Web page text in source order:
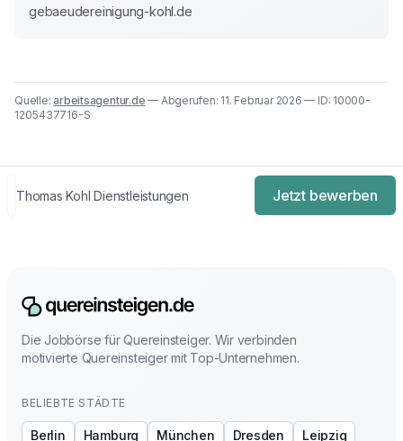
gebaeudereinigung-kohl.de
Quelle:arbeitsagentur.de — Abgerufen: 11. Februar 2026 — ID: 10000-
1205437716-S
Thomas Kohl Dienstleistungen Jetzt bewerben
Die Jobbörse für Quereinsteiger. Wir verbinden
motivierte Quereinsteiger mit Top-Unternehmen.
BELIEBTE STÄDTE
Berlin Hamburg München Dresden
Leipzig